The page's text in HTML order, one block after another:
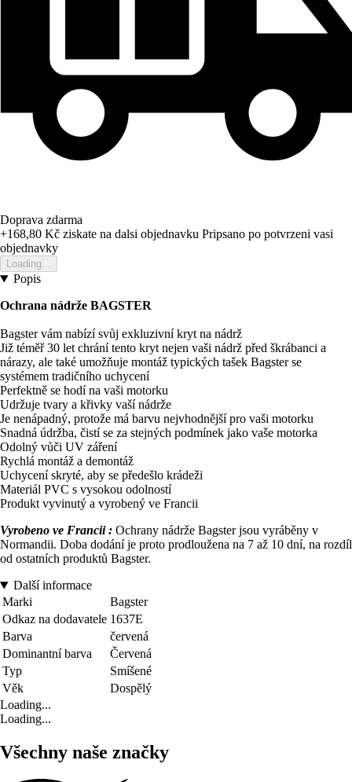
Doprava zdarma
+168,80 Kč ziskate na dalsi objednavku Pripsano po potvrzeni vasi
objednavky
Loading...
Popis
Ochrana nádrže BAGSTER
Bagster vám nabízí svůj exkluzivní kryt na nádrž
Již téměř 30 let chrání tento kryt nejen vaši nádrž před škrábanci a
nárazy, ale také umožňuje montáž typických tašek Bagster se
systémem tradičního uchycení
Perfektně se hodí na vaši motorku
Udržuje tvary a křivky vaší nádrže
Je nenápadný, protože má barvu nejvhodnější pro vaši motorku
Snadná údržba, čistí se za stejných podmínek jako vaše motorka
Odolný vůči UV záření
Rychlá montáž a demontáž
Uchycení skryté, aby se předešlo krádeži
Materiál PVC s vysokou odolností
Produkt vyvinutý a vyrobený ve Francii
Vyrobeno ve Francii : Ochrany nádrže Bagster jsou vyráběny v
Normandii. Doba dodání je proto prodloužena na 7 až 10 dní, na rozdíl
od ostatních produktů Bagster.
Další informace
Marki
Bagster
Odkaz na dodavatele 1637E
Barva
červená
Dominantní barva
Červená
Typ
Smíšené
Věk
Dospělý
Loading...
Loading...
Všechny naše značky